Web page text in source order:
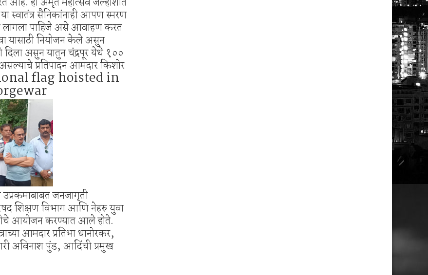
स्पर्धा 2026.
याचे वर गुन्हा दाखल.
स्वातंत्र सैनिकांनाही आपण स्मरण
लागला पाहिजे असे आवाहण करत
यासाठी नियोजन केले असुन
दिला असुन यातुन चंद्रपूर येथे १००
प्रतिपादन आमदार किशोर
flag hoisted in
उप्रकमाबाबत जनजागृती
शिक्षण विभाग आणि नेहरु युवा
आयोजन करण्यात आले होते.
आमदार प्रतिभा धानोरकर,
अविनाश पुंड, आदिंची प्रमुख